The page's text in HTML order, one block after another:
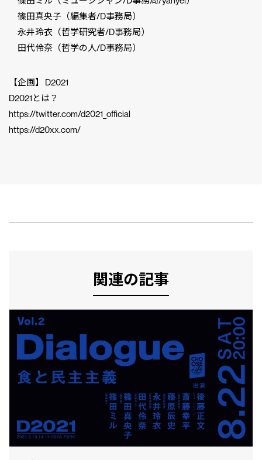
篠田真央子（編集者/D事務局）
永井玲衣（哲学研究者/D事務局）
田代伶奈（哲学の人/D事務局）
【企画】 D2021
D2021とは？
https://twitter.com/d2021_official
https://d20xx.com/
関連の記事